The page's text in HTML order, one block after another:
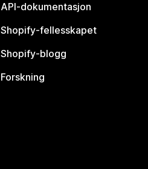
API-dokumentasjon
Shopify-fellesskapet
Shopify-blogg
Forskning